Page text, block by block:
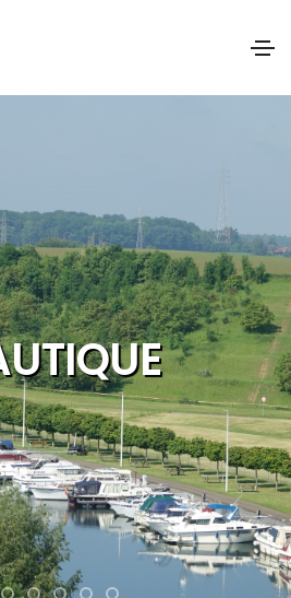
SONT
ET DE
:
et
de
douce